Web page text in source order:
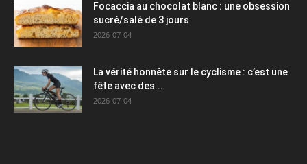
Focaccia au chocolat blanc : une obsession
sucré/salé de 3 jours
2026-07-04
La vérité honnête sur le cyclisme : c’est une
fête avec des...
2026-07-04